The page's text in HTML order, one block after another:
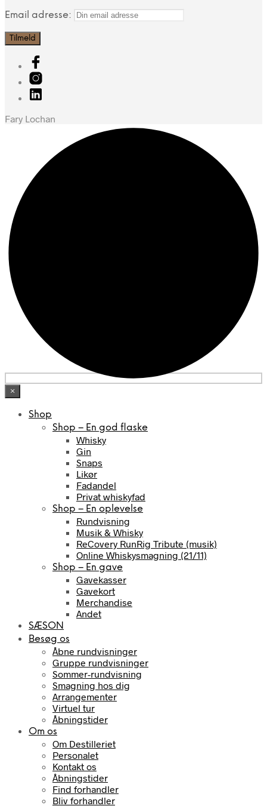
Email adresse:
Fary Lochan
×
Shop
Shop – En god flaske
Whisky
Gin
Snaps
Likør
Fadandel
Privat whiskyfad
Shop – En oplevelse
Rundvisning
Musik & Whisky
ReCovery RunRig Tribute (musik)
Online Whiskysmagning (21/11)
Shop – En gave
Gavekasser
Gavekort
Merchandise
Andet
SÆSON
Besøg os
Åbne rundvisninger
Gruppe rundvisninger
Sommer-rundvisning
Smagning hos dig
Arrangementer
Virtuel tur
Åbningstider
Om os
Om Destilleriet
Personalet
Kontakt os
Åbningstider
Find forhandler
Bliv forhandler